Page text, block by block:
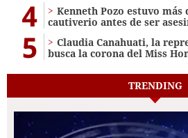
4
Kenneth Pozo estuvo más
cautiverio antes de ser
5
Claudia Canahuati, la
busca la corona del Miss
TRENDING